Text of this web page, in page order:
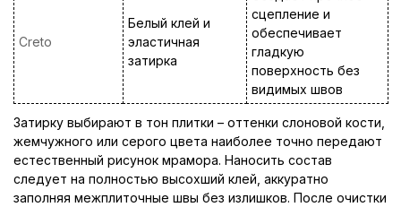
Creto
Белый клей и
эластичная
затирка
сцепление и
обеспечивает
гладкую
поверхность без
видимых швов
Затирку выбирают в тон плитки – оттенки слоновой кости,
жемчужного или серого цвета наиболее точно передают
естественный рисунок мрамора. Наносить состав
следует на полностью высохший клей, аккуратно
заполняя межплиточные швы без излишков. После очистки